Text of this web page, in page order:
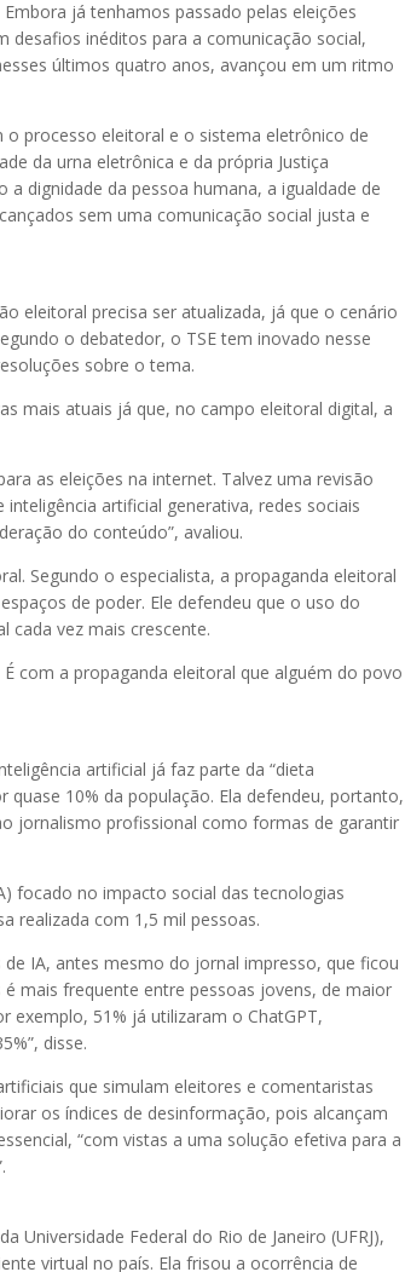
já tenhamos passado pelas eleições
desafios inéditos para a comunicação social,
últimos quatro anos, avançou em um ritmo
processo eleitoral e o sistema eletrônico de
da urna eletrônica e da própria Justiça
dignidade da pessoa humana, a igualdade de
sem uma comunicação social justa e
eleitoral precisa ser atualizada, já que o cenário
o debatedor, o TSE tem inovado nesse
sobre o tema.
mais atuais já que, no campo eleitoral digital, a
as eleições na internet. Talvez uma revisão
artificial generativa, redes sociais
do conteúdo”, avaliou.
Segundo o especialista, a propaganda eleitoral
de poder. Ele defendeu que o uso do
cada vez mais crescente.
com a propaganda eleitoral que alguém do povo
artificial já faz parte da “dieta
10% da população. Ela defendeu, portanto,
jornalismo profissional como formas de garantir
focado no impacto social das tecnologias
realizada com 1,5 mil pessoas.
IA, antes mesmo do jornal impresso, que ficou
mais frequente entre pessoas jovens, de maior
exemplo, 51% já utilizaram o ChatGPT,
disse.
que simulam eleitores e comentaristas
os índices de desinformação, pois alcançam
“com vistas a uma solução efetiva para a
Universidade Federal do Rio de Janeiro (UFRJ),
virtual no país. Ela frisou a ocorrência de